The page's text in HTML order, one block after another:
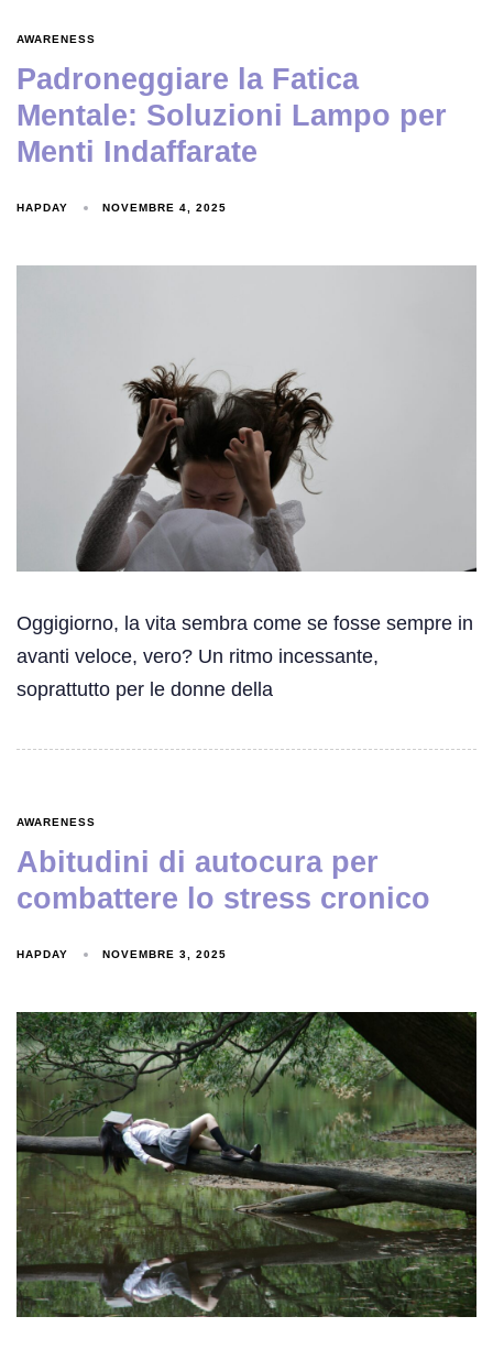
AWARENESS
Padroneggiare la Fatica
Mentale: Soluzioni Lampo per
Menti Indaffarate
HAPDAY NOVEMBRE 4, 2025
Oggigiorno, la vita sembra come se fosse sempre in
avanti veloce, vero? Un ritmo incessante,
soprattutto per le donne della
AWARENESS
Abitudini di autocura per
combattere lo stress cronico
HAPDAY NOVEMBRE 3, 2025